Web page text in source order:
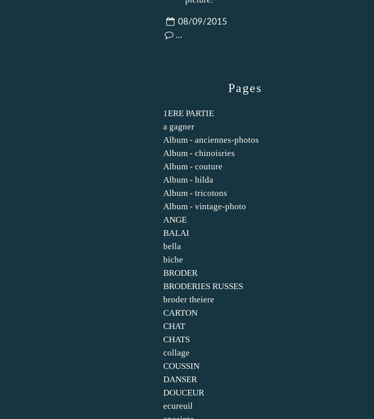
Pages
1ERE PARTIE
a gagner
Album - anciennes-photos
Album - chinoisries
Album - couture
Album - hilda
Album - tricotons
Album - vintage-photo
ANGE
BALAI
bella
biche
BRODER
BRODERIES RUSSES
broder theiere
CARTON
CHAT
CHATS
collage
COUSSIN
DANSER
DOUCEUR
ecureuil
08/09/2015
…